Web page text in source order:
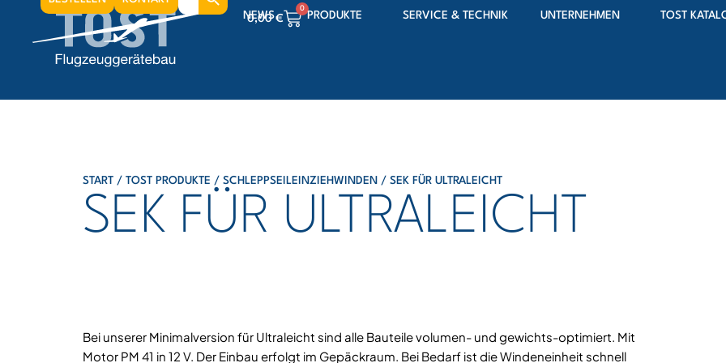
NEWS PRODUKTE SERVICE & TECHNIK UNTERNEHMEN TOST
for:
0,00€
0
0,00€ 0
START / TOST PRODUKTE / SCHLEPPSEILEINZIEHWINDEN / SEK FÜR ULTRALEICHT
SEK FÜR ULTRALEICHT
Bei unserer Minimalversion für Ultraleicht sind alle Bauteile volumen- und gewichts-optimiert. Mit
Motor PM 41 in 12 V. Der Einbau erfolgt im Gepäckraum. Bei Bedarf ist die Windeneinheit schnell